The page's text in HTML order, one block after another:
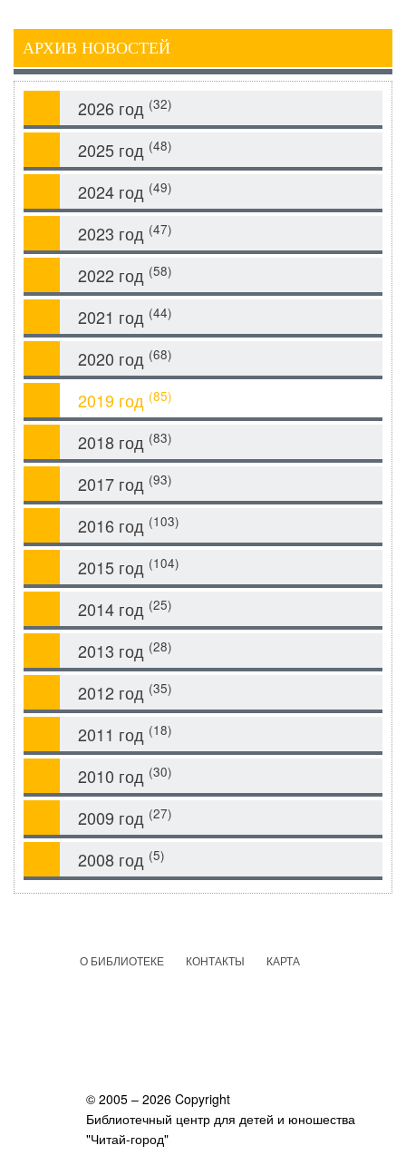
АРХИВ НОВОСТЕЙ
2026 год (32)
2025 год (48)
2024 год (49)
2023 год (47)
2022 год (58)
2021 год (44)
2020 год (68)
2019 год (85)
2018 год (83)
2017 год (93)
2016 год (103)
2015 год (104)
2014 год (25)
2013 год (28)
2012 год (35)
2011 год (18)
2010 год (30)
2009 год (27)
2008 год (5)
О БИБЛИОТЕКЕ КОНТАКТЫ КАРТА
© 2005 – 2026 Copyright
Библиотечный центр для детей и юношества
"Читай-город"